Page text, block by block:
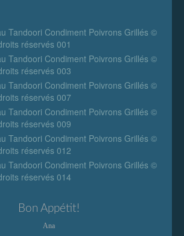
Bon Appétit!
Ana